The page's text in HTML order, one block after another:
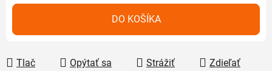
DO KOŠÍKA
Tlač Opýtať sa Strážiť Zdieľať